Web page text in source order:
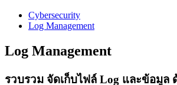
Cybersecurity
Log Management
Log Management
รวบรวม จัดเก็บไฟล์ Log และข้อมูล